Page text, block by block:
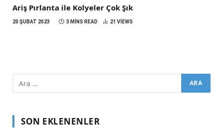
Ariş Pırlanta ile Kolyeler Çok Şık
20 ŞUBAT 2023 3 MINS READ 21 VIEWS
SON EKLENENLER